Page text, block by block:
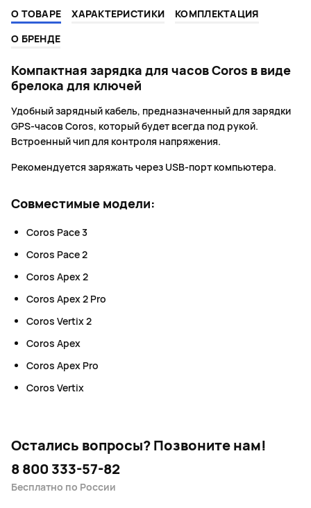
О ТОВАРЕ ХАРАКТЕРИСТИКИ
КОМПЛЕКТАЦИЯ
О БРЕНДЕ
Компактная зарядка для часов Coros в виде
брелока для ключей
Удобный зарядный кабель, предназначенный для зарядки
GPS-часов Coros, который будет всегда под рукой.
Встроенный чип для контроля напряжения.
Рекомендуется заряжать через USB-порт компьютера.
Совместимые модели:
Coros Pace 3
Coros Pace 2
Coros Apex 2
Coros Apex 2 Pro
Coros Vertix 2
Coros Apex
Coros Apex Pro
Coros Vertix
Остались вопросы?Позвоните нам!
8 800 333-57-82
Бесплатно по России